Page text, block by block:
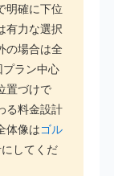
明確に下位
有力な選択
の場合は全
プラン中心
置づけで
る料金設計
体像はゴル
してくだ